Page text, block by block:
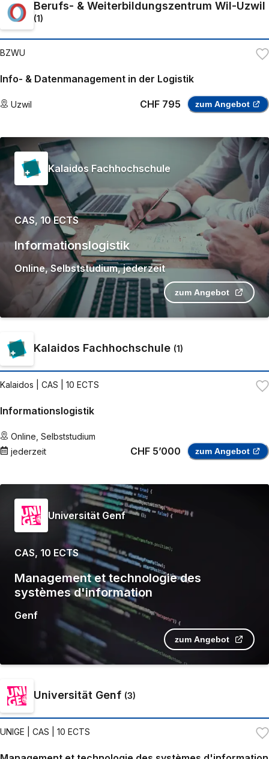
Berufs- & Weiterbildungszentrum Wil-Uzwil
(1)
BZWU
Info- & Datenmanagement in der Logistik
Uzwil CHF 795 zum Angebot
Kalaidos Fachhochschule
CAS, 10 ECTS
Informationslogistik
Online,Selbststudium,jederzeit
zum Angebot
Kalaidos Fachhochschule (1 )
Kalaidos | CAS | 10 ECTS
Informationslogistik
Online Selbststudium
jederzeit
CHF 5’000 zum Angebot
Universität Genf
CAS, 10 ECTS
Management et technologie des
systèmes d'information
Genf
zum Angebot
Universität Genf (3)
UNIGE | CAS | 10 ECTS